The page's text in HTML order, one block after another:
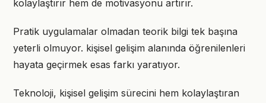
kolaylaştırır hem de motivasyonu artırır.
Pratik uygulamalar olmadan teorik bilgi tek başına
yeterli olmuyor. kişisel gelişim alanında öğrenilenleri
hayata geçirmek esas farkı yaratıyor.
Teknoloji, kişisel gelişim sürecini hem kolaylaştıran